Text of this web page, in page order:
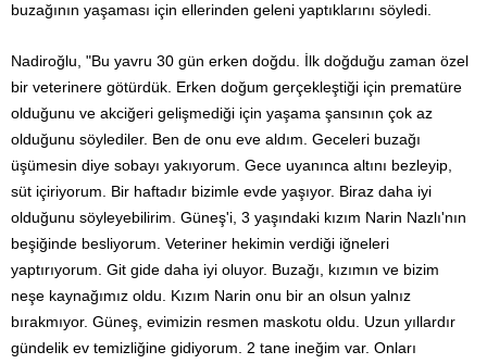
buzağının yaşaması için ellerinden geleni yaptıklarını söyledi.
Nadiroğlu, "Bu yavru 30 gün erken doğdu. İlk doğduğu zaman özel
bir veterinere götürdük. Erken doğum gerçekleştiği için prematüre
olduğunu ve akciğeri gelişmediği için yaşama şansının çok az
olduğunu söylediler. Ben de onu eve aldım. Geceleri buzağı
üşümesin diye sobayı yakıyorum. Gece uyanınca altını bezleyip,
süt içiriyorum. Bir haftadır bizimle evde yaşıyor. Biraz daha iyi
olduğunu söyleyebilirim. Güneş'i, 3 yaşındaki kızım Narin Nazlı'nın
beşiğinde besliyorum. Veteriner hekimin verdiği iğneleri
yaptırıyorum. Git gide daha iyi oluyor. Buzağı, kızımın ve bizim
neşe kaynağımız oldu. Kızım Narin onu bir an olsun yalnız
bırakmıyor. Güneş, evimizin resmen maskotu oldu. Uzun yıllardır
gündelik ev temizliğine gidiyorum. 2 tane ineğim var. Onları